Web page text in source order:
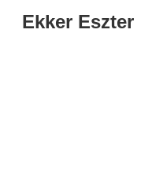
Ekker Eszter